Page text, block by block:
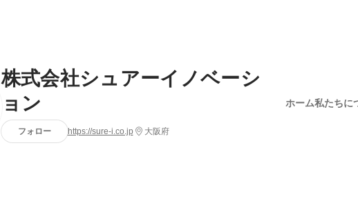
株式会社シュアーイノベーシ
ョン
フォロー https://sure-i.co.jp 大阪府
ホーム私たちに